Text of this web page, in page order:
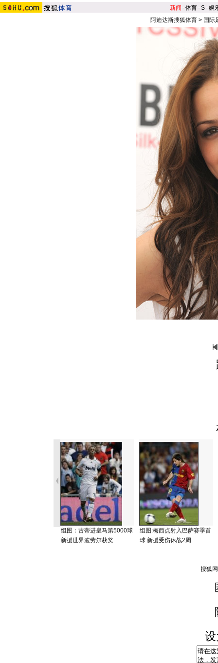
新闻 -体育-S-娱
阿迪达斯搜狐体育 > 国际
组图：古蒂进皇马第5000球
新援世界波劳尔获奖
组图:梅西点射入巴萨赛季首
球 新援受伤休战2周